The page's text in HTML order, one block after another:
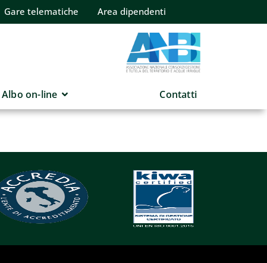
Gare telematiche Area dipendenti
Albo on-line Contatti